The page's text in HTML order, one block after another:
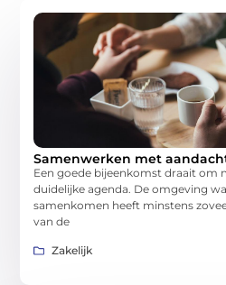
Samenwerken met
Een goede bijeenkomst draait om
duidelijke agenda. De omgeving
samenkomen heeft minstens
van de
Zakelijk